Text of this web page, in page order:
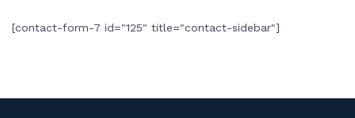
[contact-form-7 id="125" title="contact-sidebar"]